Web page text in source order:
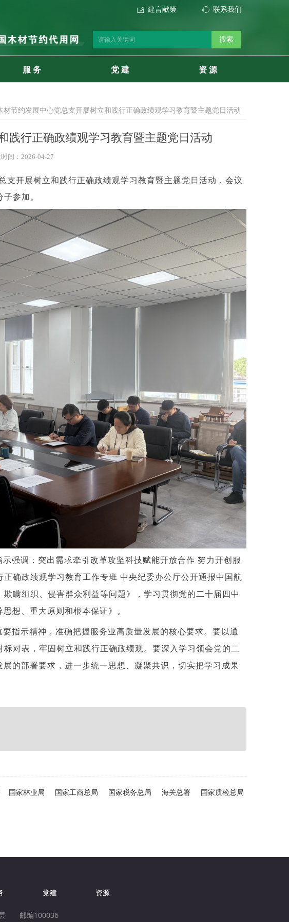
ꂐ 建言献策 ꁱ 联系我们
搜索
服 务 党 建 资 源
践行正确政绩观学习教育暨主题党日活动
支开展树立和践行正确政绩观学习教育暨主题党日活动，会议
参加。
强调：突出需求牵引改革攻坚科技赋能开放合作 努力开创服
确政绩观学习教育工作专班 中央纪委办公厅公开通报中国航
瞒组织、侵害群众利益等问题》，学习贯彻党的二十届四中
想、重大原则和根本保证》。
指示精神，准确把握服务业高质量发展的核心要求。要以通
对表，牢固树立和践行正确政绩观。要深入学习领会党的二
展的部署要求，进一步统一思想、凝聚共识，切实把学习成果
材节约发展中心党总支开展树立和践行正确政绩观学习教育暨主题党日活动
间： 2026-04-27
国家林业局 国家工商总局 国家税务总局 海关总署
国家质检总局
党建 资源
6层 邮编100036